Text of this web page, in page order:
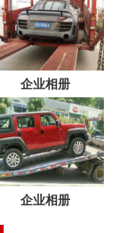
企业相册
企业相册